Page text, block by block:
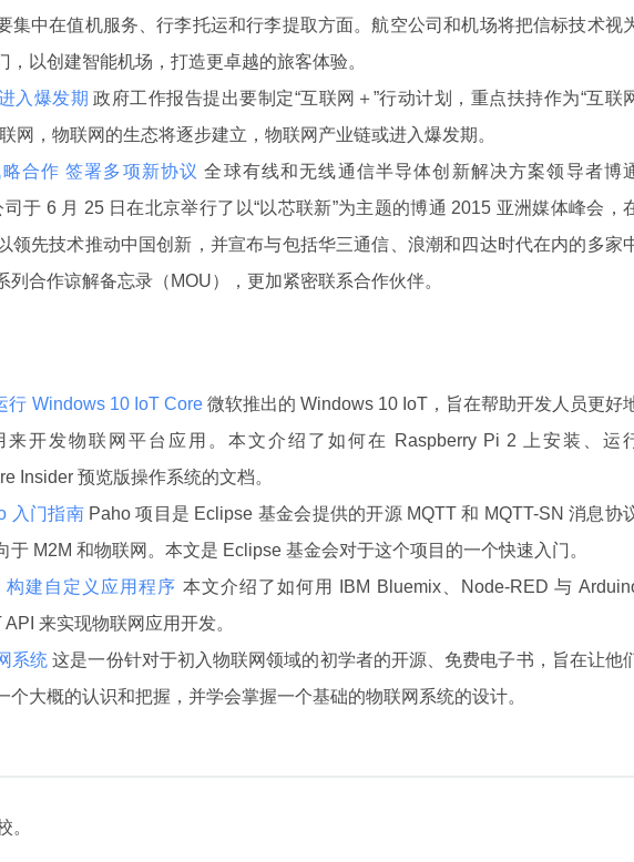
集中在值机服务、行李托运和行李提取方面。航空公司和机场将把信标技术视
，以创建智能机场，打造更卓越的旅客体验。
入爆发期 政府工作报告提出要制定“互联网＋”行动计划，重点扶持作为“互联
网，物联网的生态将逐步建立，物联网产业链或进入爆发期。
合作 签署多项新协议 全球有线和无线通信半导体创新解决方案领导者博
司于 6 月 25 日在北京举行了以“以芯联新”为主题的博通 2015 亚洲媒体峰会，
领先技术推动中国创新，并宣布与包括华三通信、浪潮和四达时代在内的多家
列合作谅解备忘录（MOU），更加紧密联系合作伙伴。
行 Windows 10 IoT Core 微软推出的 Windows 10 IoT，旨在帮助开发人员更好
来开发物联网平台应用。本文介绍了如何在 Raspberry Pi 2 上安装、运
Insider 预览版操作系统的文档。
入门指南Paho 项目是 Eclipse 基金会提供的开源 MQTT 和 MQTT-SN 消息协
于 M2M 和物联网。本文是 Eclipse 基金会对于这个项目的一个快速入门。
构建自定义应用程序 本文介绍了如何用 IBM Bluemix、Node-RED 与
来实现物联网应用开发。
系统 这是一份针对于初入物联网领域的初学者的开源、免费电子书，旨在让他
个大概的认识和把握，并学会掌握一个基础的物联网系统的设计。
。